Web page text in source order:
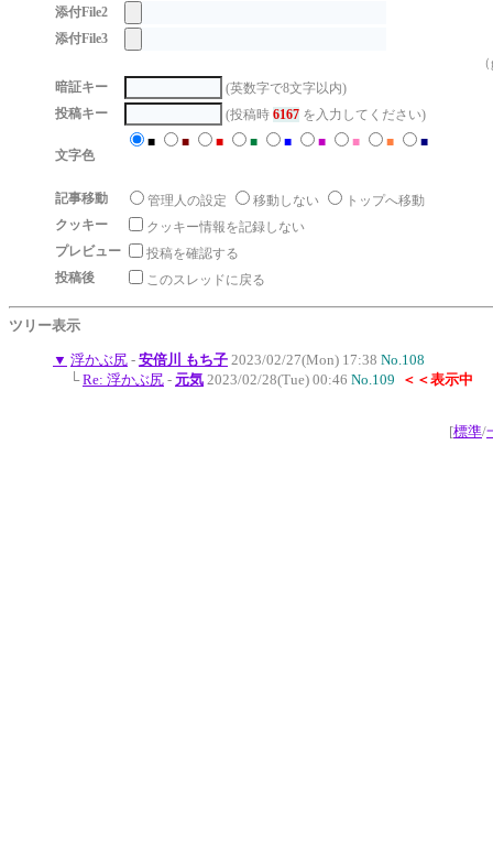
添付File2
添付File3
暗証キー
(英数字で8文字以内)
投稿キー
(投稿時 6167 を入力してください)
文字色
■ ■ ■ ■ ■ ■ ■ ■ ■
記事移動 管理人の設定 移動しない
トップへ移動
クッキー
クッキー情報を記録しない
プレビュー
投稿を確認する
投稿後
このスレッドに戻る
ツリー表示
▼ 浮かぶ尻 - 安倍川 もち子 2023/02/27(Mon) 17:38 No.108
└Re: 浮かぶ尻 - 元気 2023/02/28(Tue) 00:46 No.109 ＜＜表示中
[標準/